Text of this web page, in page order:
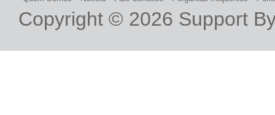
Copyright © 2026 Support